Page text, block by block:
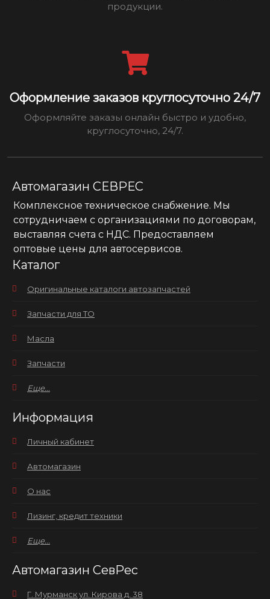
продукции.
Оформление заказов круглосуточно 24/7
Оформляйте заказы онлайн быстро и удобно,
круглосуточно, 24/7.
Автомагазин СЕВРЕС
Комплексное техническое снабжение. Мы
сотрудничаем с организациями по договорам,
выставляя счета с НДС. Предоставляем
оптовые цены для автосервисов.
Каталог
Оригинальные каталоги автозапчастей
Запчасти для ТО
Масла
Запчасти
Еще...
Информация
Личный кабинет
Автомагазин
О нас
Лизинг, кредит техники
Еще...
Автомагазин СевРес
Г. Мурманск ул. Кирова д. 38